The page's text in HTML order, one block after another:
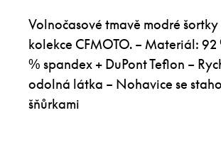
Volnočasové tmavě modré
kolekce CFMOTO. – Materiál: 92
% spandex + DuPont Teflon –
odolná látka – Nohavice se
šňůrkami